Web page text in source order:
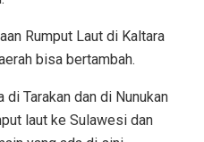
Rumput Laut di Kaltara
bisa bertambah.
di Tarakan dan di Nunukan
laut ke Sulawesi dan